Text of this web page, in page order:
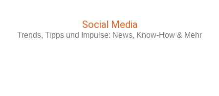
Social Media
Trends, Tipps und Impulse: News, Know-How & Mehr